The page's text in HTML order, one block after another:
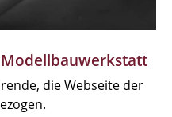
die Webseite der